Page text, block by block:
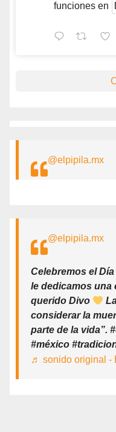
funciones en
@elpipila.mx
@elpipila.mx
Celebremos el
le dedicamos una
querido Divo
considerar la
parte de la vida”.
#méxico
♬ sonido original -